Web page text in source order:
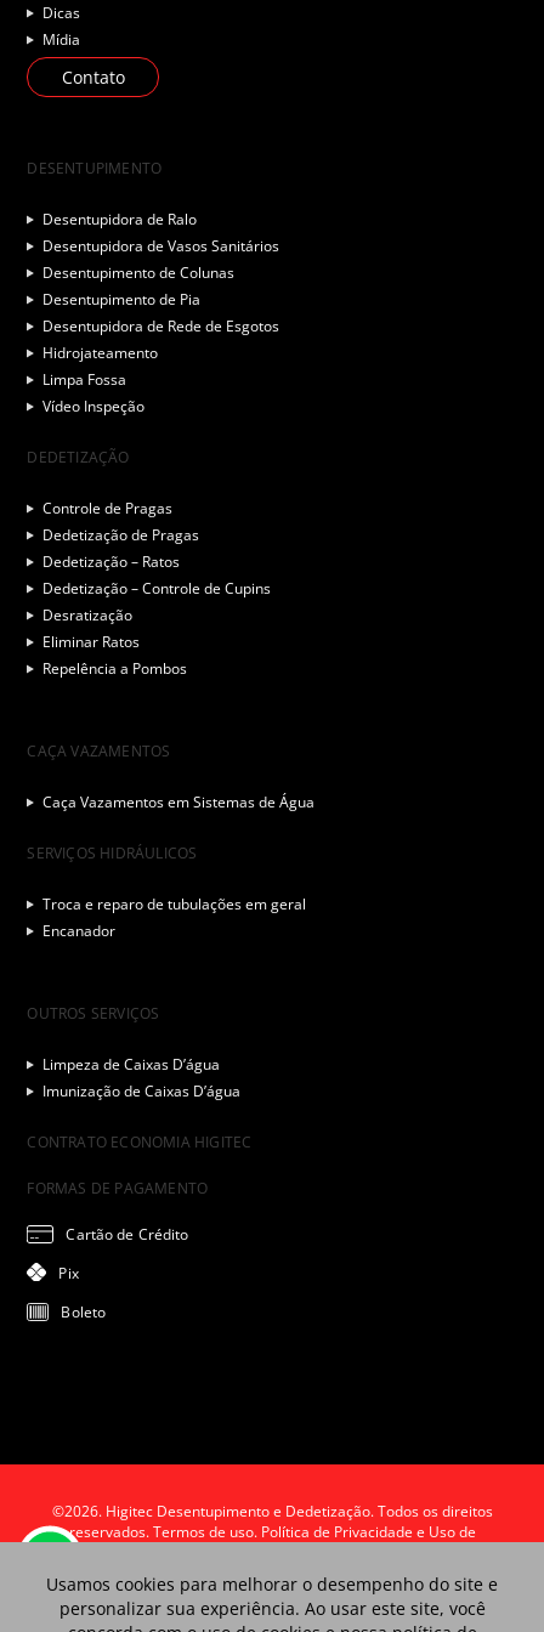
Dicas
Mídia
Contato
DESENTUPIMENTO
Desentupidora de Ralo
Desentupidora de Vasos Sanitários
Desentupimento de Colunas
Desentupimento de Pia
Desentupidora de Rede de Esgotos
Hidrojateamento
Limpa Fossa
Vídeo Inspeção
DEDETIZAÇÃO
Controle de Pragas
Dedetização de Pragas
Dedetização – Ratos
Dedetização – Controle de Cupins
Desratização
Eliminar Ratos
Repelência a Pombos
CAÇA VAZAMENTOS
Caça Vazamentos em Sistemas de Água
SERVIÇOS HIDRÁULICOS
Troca e reparo de tubulações em geral
Encanador
OUTROS SERVIÇOS
Limpeza de Caixas D’água
Imunização de Caixas D’água
CONTRATO ECONOMIA HIGITEC
FORMAS DE PAGAMENTO
Cartão de Crédito
Pix
Boleto
©2026. Higitec Desentupimento e Dedetização. Todos os direitos
reservados.Termos de uso. Política de Privacidade e Uso de
Usamos cookies para melhorar o desempenho do site e
personalizar sua experiência. Ao usar este site, você